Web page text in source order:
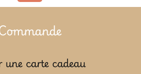
carte cadeau